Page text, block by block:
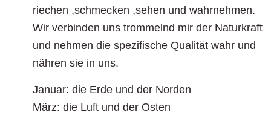
riechen ,schmecken ,sehen und wahrnehmen.
Wir verbinden uns trommelnd mir der Naturkraft
und nehmen die spezifische Qualität wahr und
nähren sie in uns.
Januar: die Erde und der Norden
März: die Luft und der Osten